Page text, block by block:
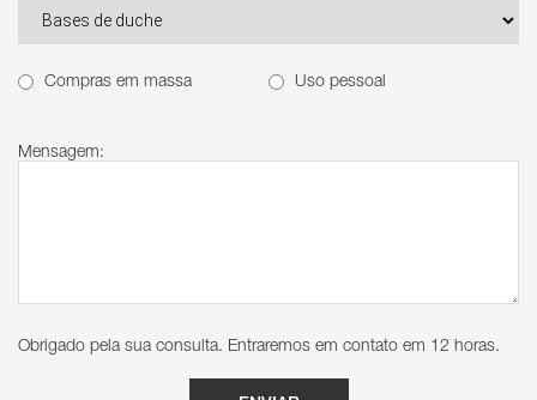
Compras em massa Uso pessoal
Mensagem:
Obrigado pela sua consulta. Entraremos em contato em 12 horas.